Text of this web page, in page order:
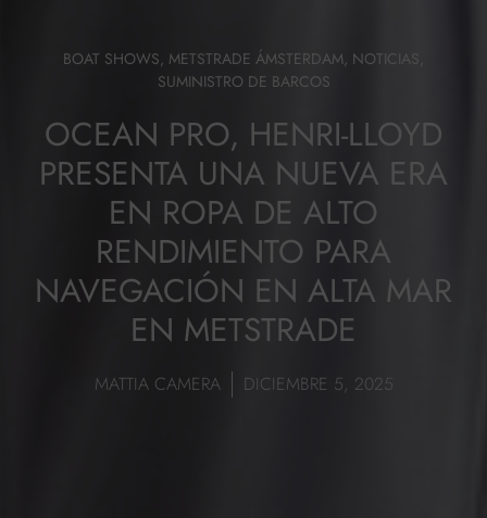
BOAT SHOWS, METSTRADE ÁMSTERDAM, NOTICIAS
SUMINISTRO DE BARCOS
OCEAN PRO, HENRI-LLOYD
PRESENTA UNA NUEVA ERA
EN ROPA DE ALTO
RENDIMIENTO PARA
NAVEGACIÓN EN ALTA MAR
EN METSTRADE
MATTIA CAMERA DICIEMBRE 5, 2025